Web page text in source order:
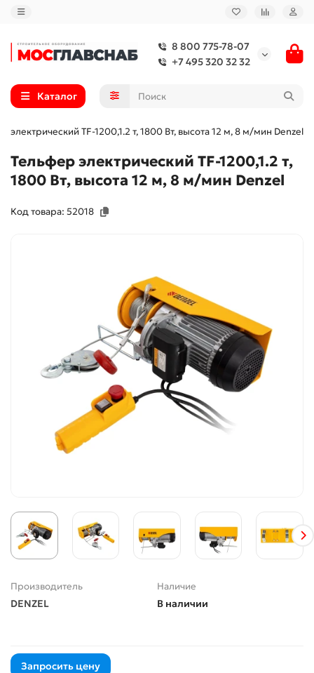
8 800 775-78-07
+7 495 320 32 32
Каталог
электрический TF-1200,1.2 т, 1800 Вт, высота 12 м, 8 м/мин Denzel
Тельфер электрический TF-1200,1.2 т,
1800 Вт, высота 12 м, 8 м/мин Denzel
Код товара: 52018
Производитель
DENZEL
Наличие
В наличии
Запросить цену